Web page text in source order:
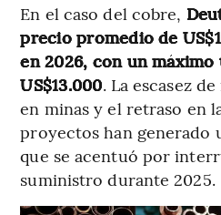
En el caso del cobre,
precio promedio de
en 2026, con un
US$13.000. La escasez
en minas y el retraso en
proyectos han
que se acentuó por
suministro durante 2025.